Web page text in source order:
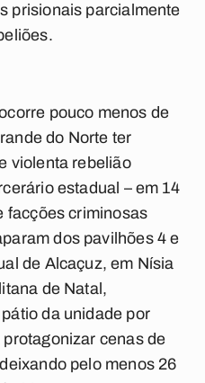
prisionais parcialmente
pouco menos de
do Norte ter
violenta rebelião
estadual – em 14
facções criminosas
dos pavilhões 4 e
de Alcaçuz, em Nísia
de Natal,
da unidade por
cenas de
pelo menos 26